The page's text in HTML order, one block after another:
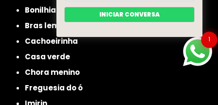
bonilhia
bras leme
cachoeirinha
casa verde
chora menino
freguesia do ó
1
INICIAR CONVERSA